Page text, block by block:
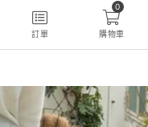
訂單
0
購物車